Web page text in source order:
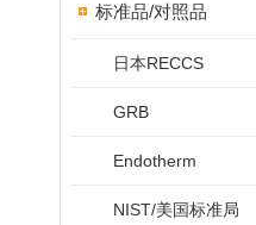
标准品/对照品
日本RECCS
GRB
Endotherm
NIST/美国标准局